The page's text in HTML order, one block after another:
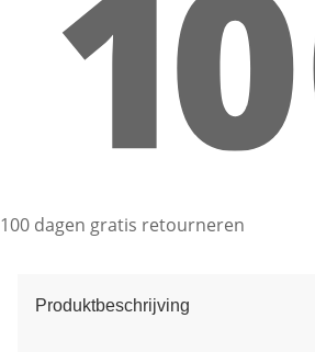
100 dagen gratis retourneren
Produktbeschrijving